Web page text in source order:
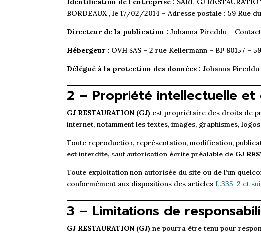
Identification de l’entreprise : SARL GJ
BORDEAUX , le 17/02/2014 – Adresse postale : 59 Rue
Directeur de la publication : Johanna Pireddu –
Hébergeur : OVH SAS – 2 rue Kellermann – BP 80157 –
Délégué à la protection des données :Johanna
2 – Propriété intellectuelle et
GJ RESTAURATION (GJ) est propriétaire des droits de
internet, notamment les textes, images, graphismes,
Toute reproduction, représentation, modification,
est interdite, sauf autorisation écrite préalable de GJ
Toute exploitation non autorisée du site ou de l’un
conformément aux dispositions des articles L.335-2 et
3 – Limitations de
GJ RESTAURATION (GJ) ne pourra être tenu pour